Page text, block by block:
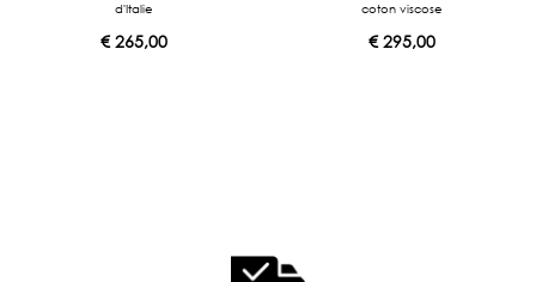
d'Italie
€265,00
coton viscose
€295,00